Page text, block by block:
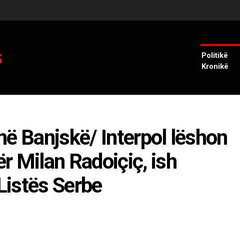
Politikë
Kronikë
Banjskë/ Interpol lëshon
Milan Radoiçiç, ish
Serbe